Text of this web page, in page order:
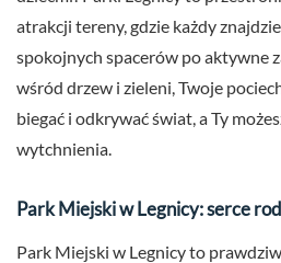
atrakcji tereny, gdzie każdy
spokojnych spacerów po aktywne
wśród drzew i zieleni, Twoje
biegać i odkrywać świat, a Ty
wytchnienia.
Park Miejski w Legnicy: serce
Park Miejski w Legnicy to